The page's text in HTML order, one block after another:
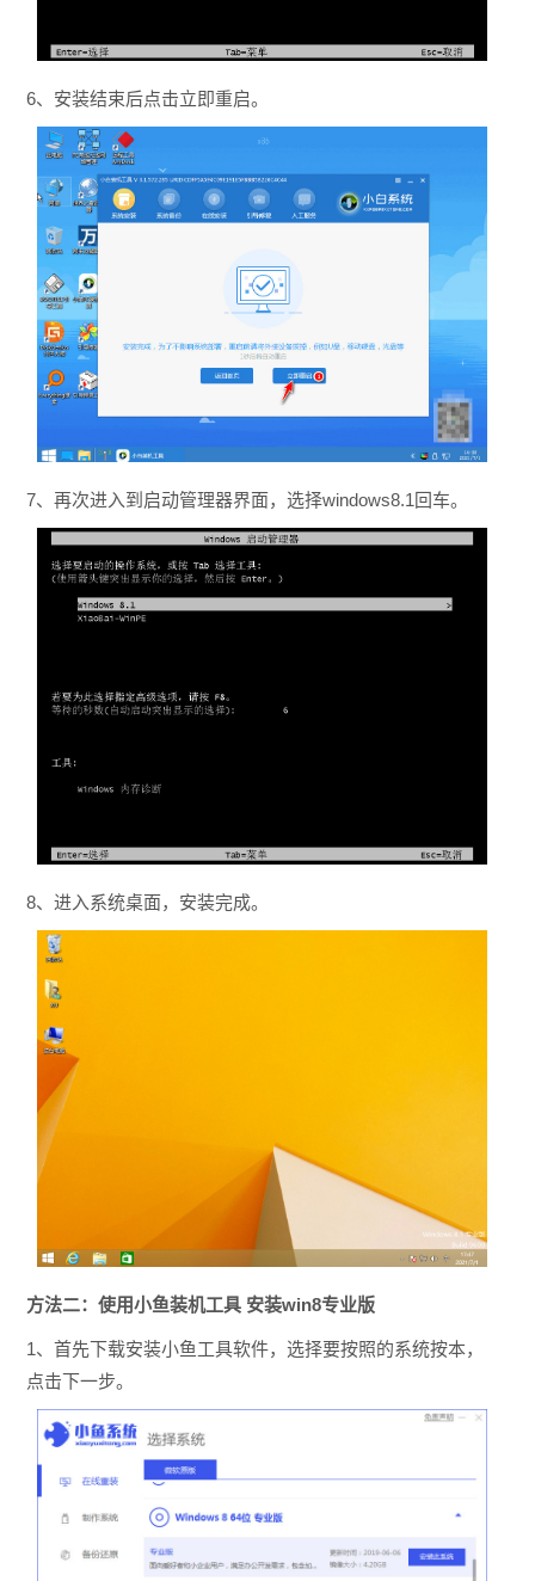
6、安装结束后点击立即重启。
7、再次进入到启动管理器界面，选择windows8.1回车。
8、进入系统桌面，安装完成。
方法二：使用小鱼装机工具 安装win8专业版
1、首先下载安装小鱼工具软件，选择要按照的系统按本，
点击下一步。